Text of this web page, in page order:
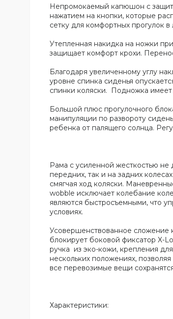
Непромокаемый капюшон с
нажатием на кнопки, которые
сетку для комфортных прогулок в
Утепленная накидка на ножки
защищает комфорт крохи.
Благодаря увеличенному углу
уровне спинка сиденья
спинки коляски. Подножка
Большой плюс прогулочного
манипуляции по развороту
ребенка от палящего солнца.
Рама с усиленной жесткостью не
передних, так и на задних
смягчая ход коляски.
wobble исключает колебание
являются быстросъемными, что
условиях.
Усовершенствованное сложение
блокирует боковой фиксатор X-
ручка из эко-кожи, крепления
нескольких положениях,
все перевозимые вещи
Характеристики: